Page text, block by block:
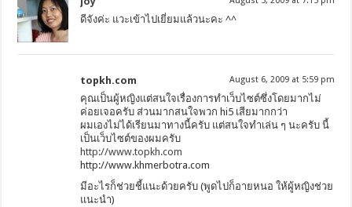
ดีจังค่ะ แวะเข้าไปเยี่ยมแล้วนะคะ ^^
topkh.com August 6, 2009 at 5:59 pm
คุณเป็นผู้หญิงแต่สนใจเรื่องการทำเว็บไซต์ซึ่งโดยมากไม่
ค่อยเจอครับ ส่วนมากสนใจพวก hi5 เสียมากกว่า
ผมเองไม่ได้เรียนมาทางนี้ครับ แต่สนใจทำเล่น ๆ นะครับ นี้
เป็นเว็บไซต์ของผมครับ
http://www.topkh.com
http://www.khmerbotra.com
มีอะไรก็ช่วยชี้แนะด้วยครับ (พูดไปก็อายหนอ ให้ผู้หญิงช่วย
แนะนำ)